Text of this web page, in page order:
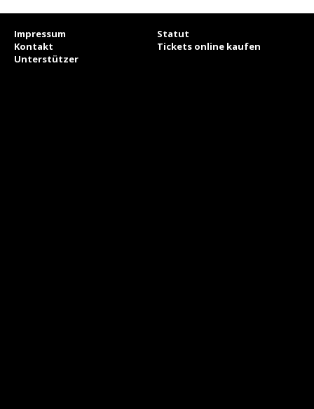
Impressum
Statut
Kontakt
Tickets online kaufen
Unterstützer